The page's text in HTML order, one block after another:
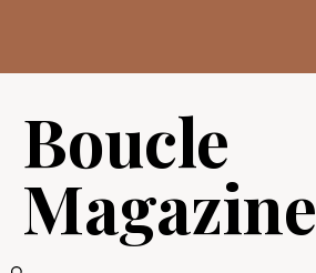
contenu
Boucle
Magazine